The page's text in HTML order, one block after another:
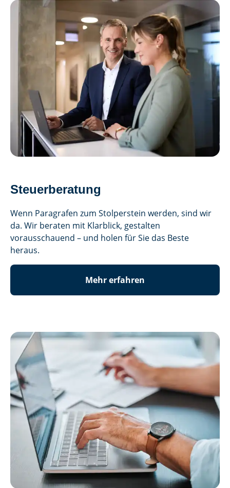
Steuerberatung
Wenn Paragrafen zum Stolperstein werden, sind wir
da. Wir beraten mit Klarblick, gestalten
vorausschauend – und holen für Sie das Beste
heraus.
Mehr erfahren